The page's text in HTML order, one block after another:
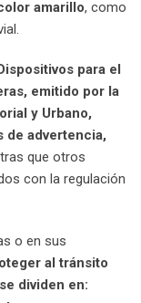
amarillo, como
para el
emitido por la
y Urbano,
de advertencia,
que otros
con la regulación
o en sus
al tránsito
dividen en: